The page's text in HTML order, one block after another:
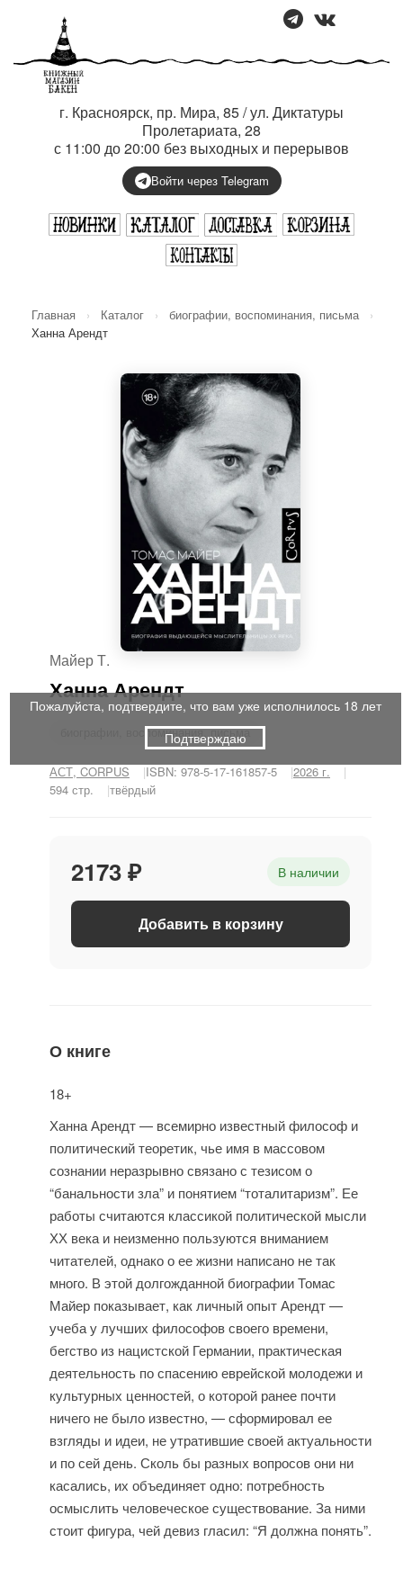
г. Красноярск, пр. Мира, 85 / ул. Диктатуры
Пролетариата, 28
с 11:00 до 20:00 без выходных и перерывов
Войти через Telegram
Главная › Каталог › биографии, воспоминания, письма
›
Ханна Арендт
Майер Т.
Ханна Арендт
биографии, воспоминания, письма
АСТ, CORPUS ISBN: 978-5-17-161857-5
2026 г.
594 стр.
твёрдый
2173 ₽ В наличии
Добавить в корзину
О книге
18+
Ханна Арендт — всемирно известный философ и
политический теоретик, чье имя в массовом
сознании неразрывно связано с тезисом о
“банальности зла” и понятием “тоталитаризм”. Ее
работы считаются классикой политической мысли
ХХ века и неизменно пользуются вниманием
читателей, однако о ее жизни написано не так
много. В этой долгожданной биографии Томас
Майер показывает, как личный опыт Арендт —
учеба у лучших философов своего времени,
бегство из нацистской Германии, практическая
деятельность по спасению еврейской молодежи и
культурных ценностей, о которой ранее почти
ничего не было известно, — сформировал ее
взгляды и идеи, не утратившие своей актуальности
и по сей день. Сколь бы разных вопросов они ни
касались, их объединяет одно: потребность
осмыслить человеческое существование. За ними
стоит фигура, чей девиз гласил: “Я должна понять”.
Пожалуйста, подтвердите, что вам уже исполнилось 18 лет
Подтверждаю